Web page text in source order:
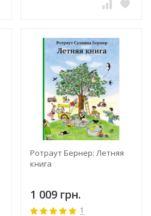
Ротраут Бернер: Летняя
книга
1 009 грн.
1